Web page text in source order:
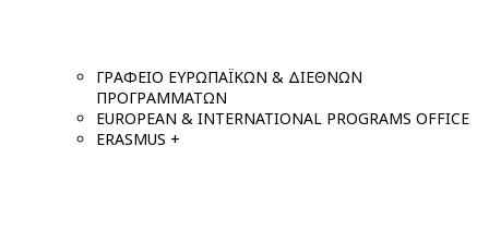
ΓΡΑΦΕΙΟ ΕΥΡΩΠΑΪΚΩΝ & ΔΙΕΘΝΩΝ
ΠΡΟΓΡΑΜΜΑΤΩΝ
EUROPEAN & INTERNATIONAL PROGRAMS OFFICE
ERASMUS +